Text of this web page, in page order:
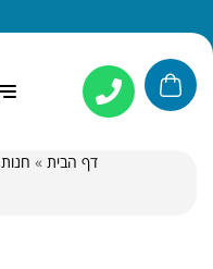
דף הבית » חנות